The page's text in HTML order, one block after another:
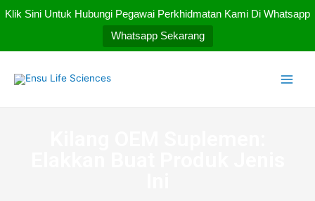
Klik Sini Untuk Hubungi Pegawai Perkhidmatan Kami Di Whatsapp
Whatsapp Sekarang